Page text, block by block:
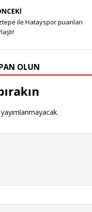
ile Hatayspor puanları
OLUN